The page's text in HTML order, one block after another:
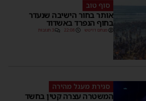
סוף טוב
אותר בחור הישיבה שנעדר
בחוף הנפרד באשדוד
מנחם דויטש 22:08 3 תגובות
סגירת מעגל מהירה
המשטרה עצרה קטין בחשד